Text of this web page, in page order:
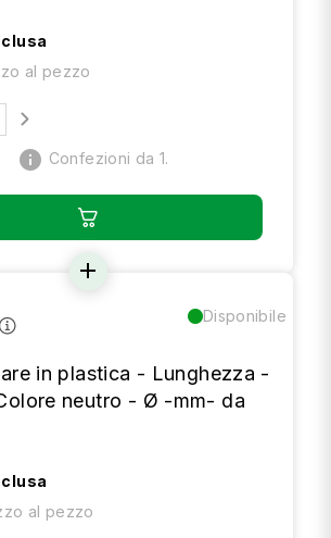
al pezzo
info Confezioni da 1.
add
Disponibile
in plastica - Lunghezza -
neutro - Ø -mm- da
al pezzo